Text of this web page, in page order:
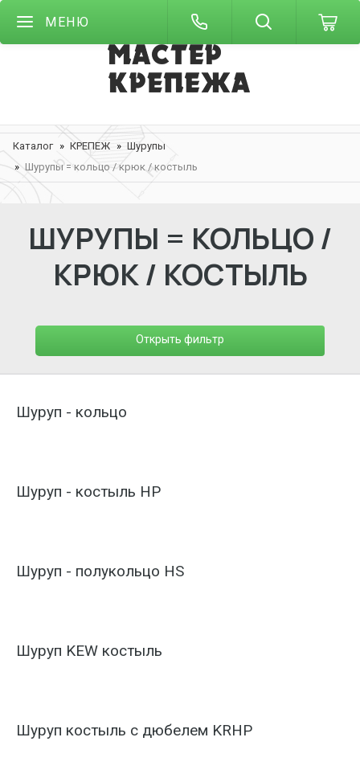
МЕНЮ
Каталог КРЕПЕЖ
Шурупы
Шурупы = кольцо / крюк / костыль
ШУРУПЫ = КОЛЬЦО /
КРЮК / КОСТЫЛЬ
Открыть фильтр
Шуруп - кольцо
Шуруп - костыль HP
Шуруп - полукольцо HS
Шуруп KEW костыль
Шуруп костыль с дюбелем KRHР